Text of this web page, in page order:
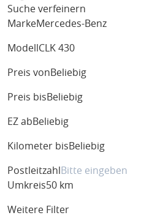
Suche verfeinern
MarkeMercedes-Benz
Modell CLK 430
Preis von Beliebig
Preis bis Beliebig
EZ ab Beliebig
Kilometer bis Beliebig
Postleitzahl
Umkreis50 km
Weitere Filter